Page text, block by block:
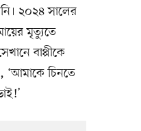
২০২৪ সালের
মৃত্যুতে
বাপ্পীকে
‘আমাকে চিনতে